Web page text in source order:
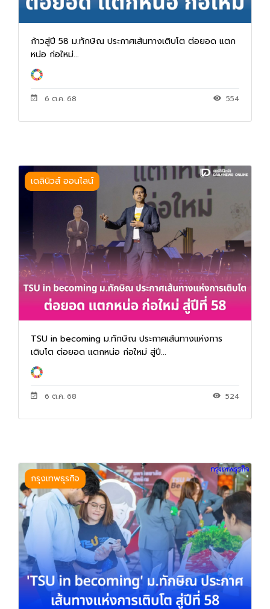
ก้าวสู่ปี 58 ม.ทักษิณ ประกาศเส้นทางเติบโต ต่อยอด แตก
หน่อ ก่อใหม่...
6 ต.ค. 68 554
เดลินิวส์ ออนไลน์
TSU in becoming ม.ทักษิณ ประกาศเส้นทางแห่งการ
เติบโต ต่อยอด แตกหน่อ ก่อใหม่ สู่ปี...
6 ต.ค. 68 524
กรุงเทพธุรกิจ